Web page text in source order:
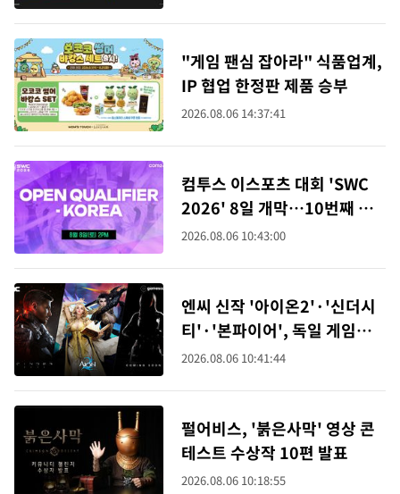
"게임 팬심 잡아라" 식품업계,
IP 협업 한정판 제품 승부
2026.08.06 14:37:41
컴투스 이스포츠 대회 'SWC
2026' 8일 개막…10번째 챔
피언 가린다
2026.08.06 10:43:00
엔씨 신작 '아이온2'·'신더시
티'·'본파이어', 독일 게임스
컴서 공개
2026.08.06 10:41:44
펄어비스, '붉은사막' 영상 콘
테스트 수상작 10편 발표
2026.08.06 10:18:55